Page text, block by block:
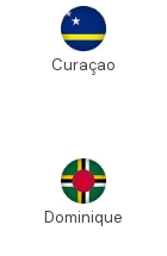
Curaçao
Dominique